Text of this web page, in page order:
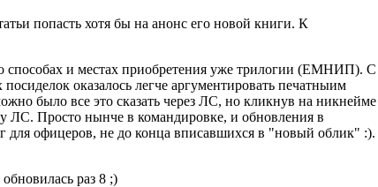
попасть хотя бы на анонс его новой книги. К
способах и местах приобретения уже трилогии (ЕМНИП). С
оказалось легче аргументировать печатныим
было все это сказать через ЛС, но кликнув на никнейме
ЛС. Просто нынче в командировке, и обновления в
офицеров, не до конца вписавшихся в "новый облик" :).
раз 8 ;)